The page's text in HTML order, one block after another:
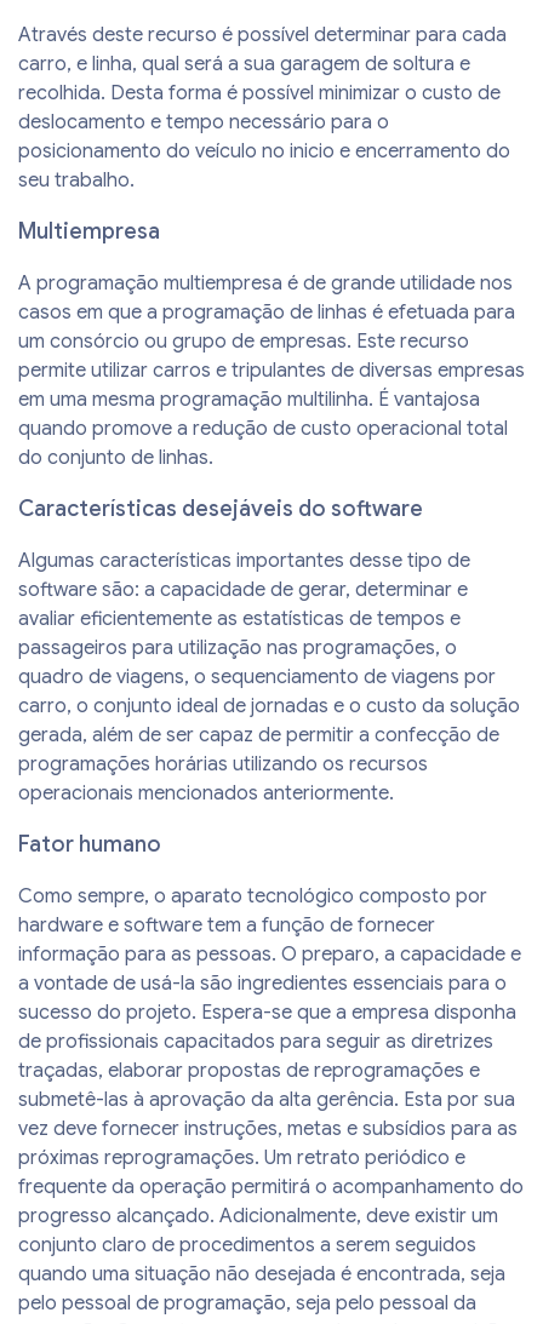
Através deste recurso é possível determinar para cada
carro, e linha, qual será a sua garagem de soltura e
recolhida. Desta forma é possível minimizar o custo de
deslocamento e tempo necessário para o
posicionamento do veículo no inicio e encerramento do
seu trabalho.
Multiempresa
A programação multiempresa é de grande utilidade nos
casos em que a programação de linhas é efetuada para
um consórcio ou grupo de empresas. Este recurso
permite utilizar carros e tripulantes de diversas empresas
em uma mesma programação multilinha. É vantajosa
quando promove a redução de custo operacional total
do conjunto de linhas.
Características desejáveis do software
Algumas características importantes desse tipo de
software são: a capacidade de gerar, determinar e
avaliar eficientemente as estatísticas de tempos e
passageiros para utilização nas programações, o
quadro de viagens, o sequenciamento de viagens por
carro, o conjunto ideal de jornadas e o custo da solução
gerada, além de ser capaz de permitir a confecção de
programações horárias utilizando os recursos
operacionais mencionados anteriormente.
Fator humano
Como sempre, o aparato tecnológico composto por
hardware e software tem a função de fornecer
informação para as pessoas. O preparo, a capacidade e
a vontade de usá-la são ingredientes essenciais para o
sucesso do projeto. Espera-se que a empresa disponha
de profissionais capacitados para seguir as diretrizes
traçadas, elaborar propostas de reprogramações e
submetê-las à aprovação da alta gerência. Esta por sua
vez deve fornecer instruções, metas e subsídios para as
próximas reprogramações. Um retrato periódico e
frequente da operação permitirá o acompanhamento do
progresso alcançado. Adicionalmente, deve existir um
conjunto claro de procedimentos a serem seguidos
quando uma situação não desejada é encontrada, seja
pelo pessoal de programação, seja pelo pessoal da